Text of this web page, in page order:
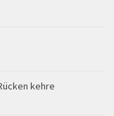
kehre